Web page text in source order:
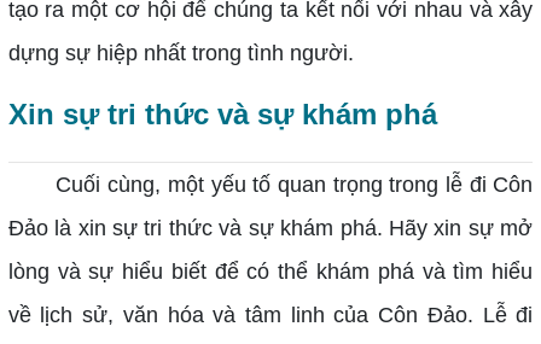
tạo ra một cơ hội để chúng ta kết nối với nhau và xây
dựng sự hiệp nhất trong tình người.
Xin sự tri thức và sự khám phá
Cuối cùng, một yếu tố quan trọng trong lễ đi Côn
Đảo là xin sự tri thức và sự khám phá. Hãy xin sự mở
lòng và sự hiểu biết để có thể khám phá và tìm hiểu
về lịch sử, văn hóa và tâm linh của Côn Đảo. Lễ đi